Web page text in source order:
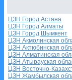
ЦЗН Город Астана
ЦЗН Город Алматы
ЦЗН Город Шымкент
ЦЗН Акмолинская
ЦЗН Актюбинская
ЦЗН Алматинская
ЦЗН Атырауская
ЦЗН Восточно-
ЦЗН Жамбылская